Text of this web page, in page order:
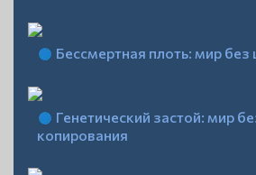
Бессмертная плоть: мир
Генетический застой: мир
копирования